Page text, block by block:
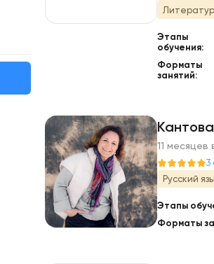
Этапы
обучения:
Форматы
занятий:
К
11 месяцев
3
Русский
Этапы
Форматы